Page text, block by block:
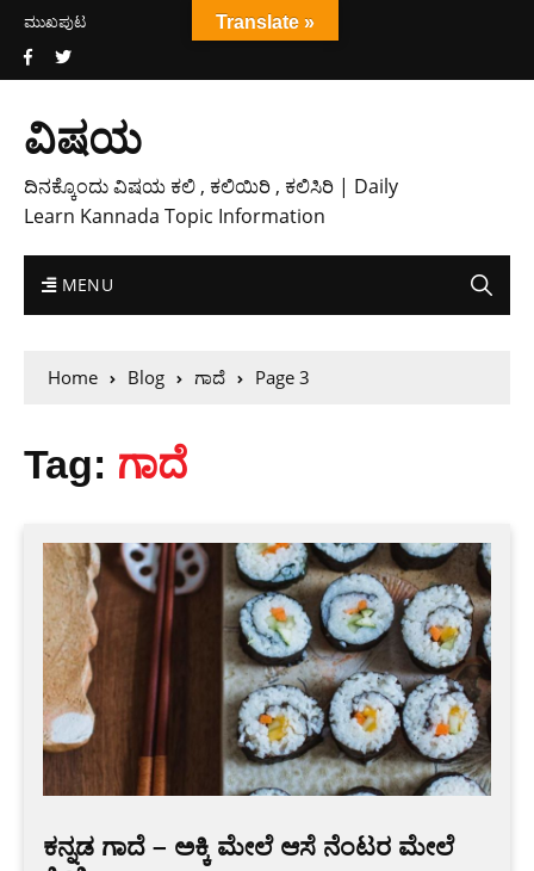
ಮುಖಪುಟ
ವಿಷಯ
ದಿನಕ್ಕೊಂದು ವಿಷಯ ಕಲಿ , ಕಲಿಯಿರಿ , ಕಲಿಸಿರಿ | Daily
Learn Kannada Topic Information
MENU
Home Blog ಗಾದೆ Page 3
Tag: ಗಾದೆ
ಕನ್ನಡ ಗಾದೆ – ಅಕ್ಕಿ ಮೇಲೆ ಆಸೆ ನೆಂಟರ ಮೇಲೆ
Translate »